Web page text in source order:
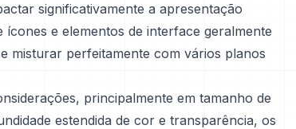
significativamente a apresentação
e elementos de interface geralmente
misturar perfeitamente com vários planos
principalmente em tamanho de
estendida de cor e transparência, os